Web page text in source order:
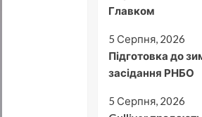
Главком
5 Серпня, 2026
Підготовка до
засідання РНБО
5 Серпня, 2026